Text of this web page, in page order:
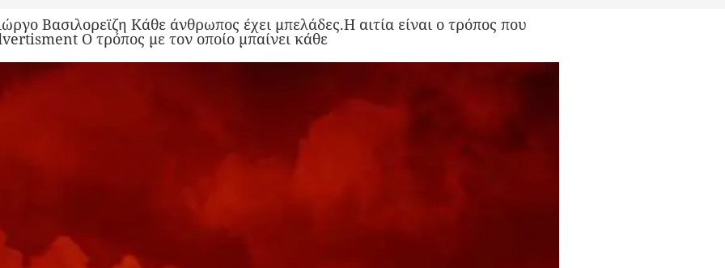
Βασιλορεϊζη Κάθε άνθρωπος έχει μπελάδες.Η αιτία είναι ο τρόπος που
O τρόπος με τον οποίο μπαίνει κάθε